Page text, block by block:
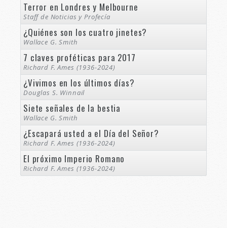
Terror en Londres y Melbourne
Staff de Noticias y Profecía
¿Quiénes son los cuatro jinetes?
Wallace G. Smith
7 claves proféticas para 2017
Richard F. Ames (1936-2024)
¿Vivimos en los últimos días?
Douglas S. Winnail
Siete señales de la bestia
Wallace G. Smith
¿Escapará usted a el Día del Señor?
Richard F. Ames (1936-2024)
El próximo Imperio Romano
Richard F. Ames (1936-2024)